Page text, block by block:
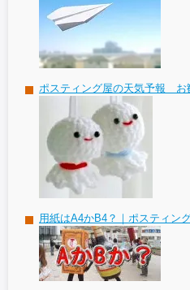
ポスティング屋の天気予報 お
用紙はA4かB4？｜ポスティン